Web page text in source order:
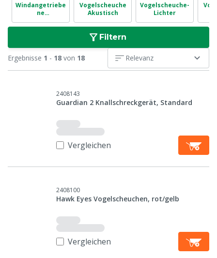
Windangetriebe
ne
Vogelscheuche
Vogelscheuche
Akustisch
Vogelscheuche-
Lichter
Filtern
Ergebnisse 1 - 18 von 18 Relevanz
2408143
Guardian 2 Knallschreckgerät, Standard
Vergleichen
2408100
Hawk Eyes Vogelscheuchen, rot/gelb
Vergleichen